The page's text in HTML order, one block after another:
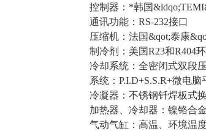
控制器：*韩国
通讯功能：RS-232接口
压缩机：法国&qot;泰康
制冷剂：美国R23和R404
冷却系统：全密闭式双段
系统：P.I.D+S.S.R+微电
冷凝器：不锈钢钎焊板式
加热器、冷却器：镍铬合
气动气缸：高温、环境温